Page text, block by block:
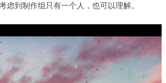
到制作组只有一个人，也可以理解。